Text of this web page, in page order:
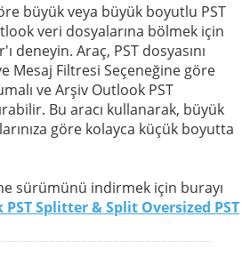
büyük veya büyük boyutlu PST
veri dosyalarına bölmek için
deneyin. Araç, PST dosyasını
Mesaj Filtresi Seçeneğine göre
ve Arşiv Outlook PST
Bu aracı kullanarak, büyük
göre kolayca küçük boyutta
sürümünü indirmek için burayı
Splitter & Split Oversized PST